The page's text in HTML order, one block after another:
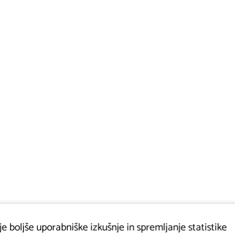
boljše uporabniške izkušnje in spremljanje statistike